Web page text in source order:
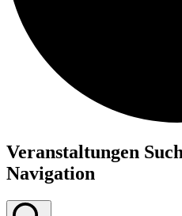
Veranstaltungen
Navigation